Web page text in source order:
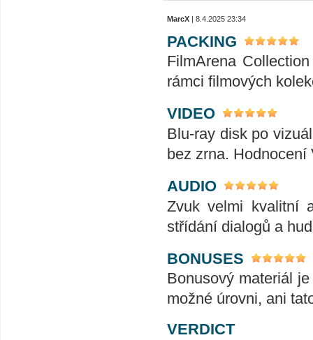
MarcX | 8.4.2025 23:34
PACKING
FilmArena
rámci filmových
VIDEO
Blu-ray disk po
bez zrna. Hodnocení
AUDIO
Zvuk velmi kvalitní
střídání dialogů a
BONUSES
Bonusový materiál
možné úrovni, ani
VERDICT